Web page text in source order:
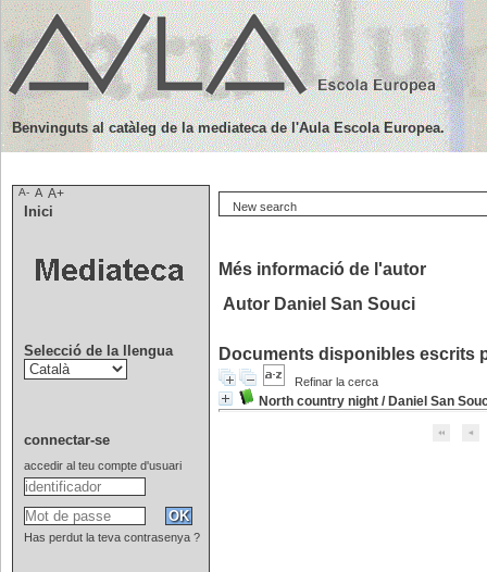
New search
Més informació de l'autor
Autor Daniel San Souci
Documents disponibles escrits
Refinar la cerca
North country night / Daniel San
Benvinguts al catàleg de la mediateca de l'Aula Escola Europea.
A- A A+
Inici
Selecció de la llengua
connectar-se
accedir al teu compte d'usuari
Has perdut la teva contrasenya ?